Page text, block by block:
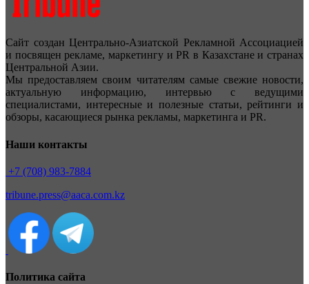
Сайт создан Центрально-Азиатской Рекламной Ассоциацией
и посвящен рекламе, маркетингу и PR в Казахстане и странах
Центральной Азии.
Мы предоставляем своим читателям самые свежие новости,
актуальную информацию, интервью с ведущими
специалистами, интересные и полезные статьи, рейтинги и
обзоры, касающиеся рынка рекламы, маркетинга и PR.
Наши контакты
+7 (708) 983-7884
tribune.press@aaca.com.kz
Политика сайта